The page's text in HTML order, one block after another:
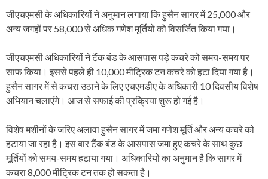
जीएचएमसी के अधिकारियों ने अनुमान लगाया कि हुसैन सागर में 25,000 और
अन्य जगहों पर 58,000 से अधिक गणेश मूर्तियों को विसर्जित किया गया।
जीएचएमसी अधिकारियों ने टैंक बंड के आसपास पड़े कचरे को समय-समय पर
साफ किया। इससे पहले ही 10,000 मीट्रिक टन कचरे को हटा दिया गया है।
हुसैन सागर में से कचरा उठाने के लिए एचएमडीए के अधिकारी 10 दिवसीय विशेष
अभियान चलाएंगे। आज से सफाई की प्रक्रिया शुरू हो गई है।
विशेष मशीनों के जरिए अलावा हुसैन सागर में जमा गणेश मूर्ति और अन्य कचरे को
हटाया जा रहा है। इस बार टैंक बंड के आसपास जमा हुए कचरे के साथ कुछ
मूर्तियों को समय-समय हटाया गया। अधिकारियों का अनुमान है कि सागर में
कचरा 8,000 मीट्रिक टन तक हो सकता है।